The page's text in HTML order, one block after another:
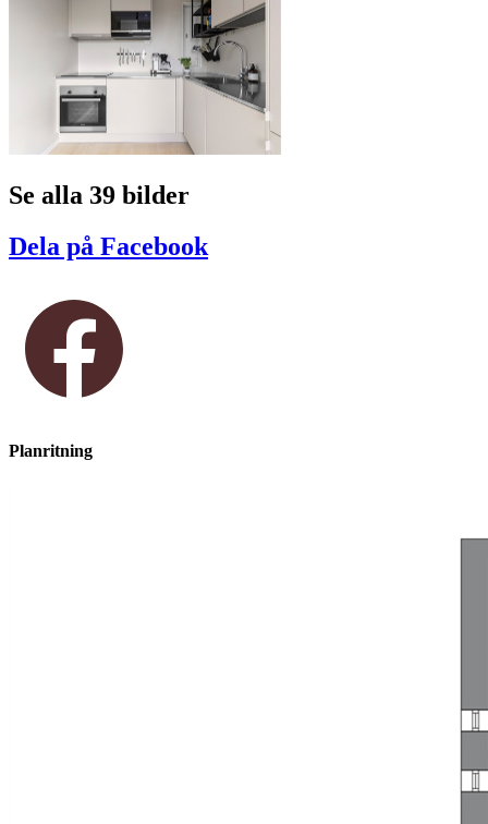
Se alla 39 bilder
Dela på Facebook
Planritning